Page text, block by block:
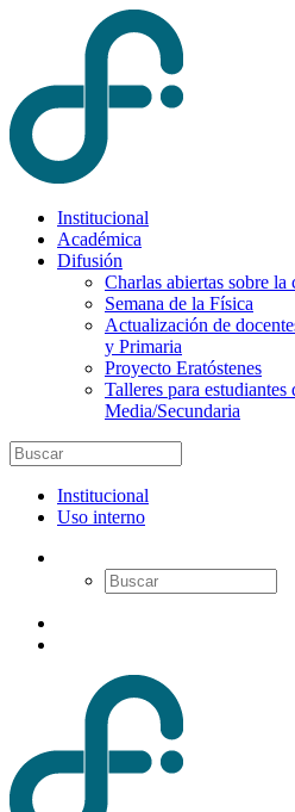
Institucional
Académica
Difusión
Charlas abiertas sobre la
Semana de la Física
Actualización de
y Primaria
Proyecto Eratóstenes
Talleres para estudiantes
Media/Secundaria
Institucional
Uso interno